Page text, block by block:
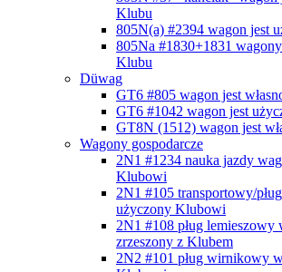
Klubu
805N(a) #2394 wagon jest
805Na #1830+1831 wagony
Klubu
Düwag
GT6 #805 wagon jest
GT6 #1042 wagon jest
GT8N (1512) wagon jest
Wagony gospodarcze
2N1 #1234 nauka jazdy
Klubowi
2N1 #105 transportowy/pług
użyczony Klubowi
2N1 #108 pług lemieszowy
zrzeszony z Klubem
2N2 #101 pług wirnikowy